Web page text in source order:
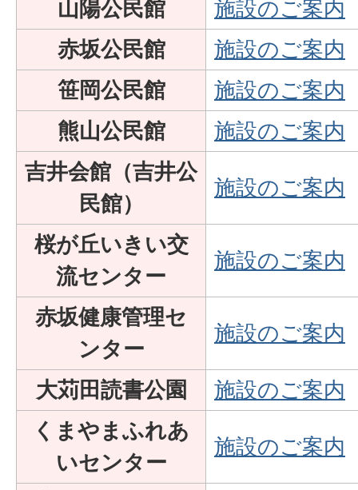
山陽公民館
施設のご案内
赤坂公民館
施設のご案内
笹岡公民館
施設のご案内
熊山公民館
施設のご案内
吉井会館（吉井公
民館）
施設のご案内
桜が丘いきい交
流センター
施設のご案内
赤坂健康管理セ
ンター
施設のご案内
大苅田読書公園
施設のご案内
くまやまふれあ
いセンター
施設のご案内